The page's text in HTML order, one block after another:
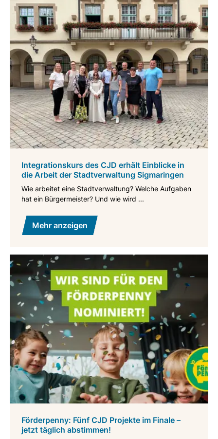
Integrationskurs des CJD erhält Einblicke in
die Arbeit der Stadtverwaltung Sigmaringen
Wie arbeitet eine Stadtverwaltung? Welche Aufgaben
hat ein Bürgermeister? Und wie wird ...
Mehr anzeigen
Förderpenny: Fünf CJD Projekte im Finale –
jetzt täglich abstimmen!